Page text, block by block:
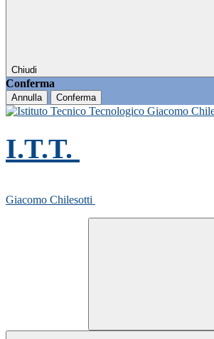
Chiudi
Conferma
Annulla Conferma
I.T.T.
Giacomo Chilesotti